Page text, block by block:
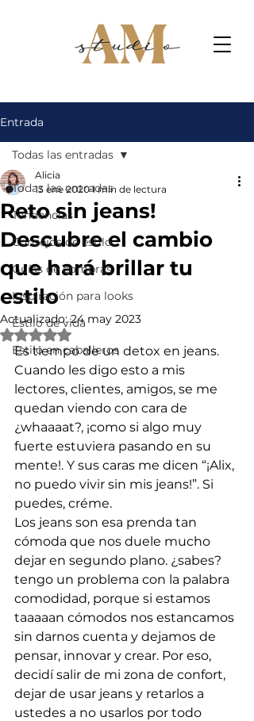
Entrada
Todas las entradas
Tendencias
Consejos de estilo
Guías de compras
Inspiración para looks
Estilo de vida
Estilo en caballeros
Todas las entradas
Reto sin jeans!
Descubre el cambio
que hará brillar tu
estilo
Alicia
13 ene 2020 1 min de lectura
Actualizado:24 may 2023
Obtuvo NaN de 5 estrellas.
Es tiempo de un detox en jeans.
Cuando les digo esto a mis
lectores, clientes, amigos, se me
quedan viendo con cara de
¿whaaaat?, ¡como si algo muy
fuerte estuviera pasando en su
mente!. Y sus caras me dicen “¡Alix,
no puedo vivir sin mis jeans!”. Si
puedes, créme.
Los jeans son esa prenda tan
cómoda que nos duele mucho
dejar en segundo plano. ¿sabes?
tengo un problema con la palabra
comodidad, porque si estamos
taaaaan cómodos nos estancamos
sin darnos cuenta y dejamos de
pensar, innovar y crear. Por eso,
decidí salir de mi zona de confort,
dejar de usar jeans y retarlos a
ustedes a no usarlos por todo